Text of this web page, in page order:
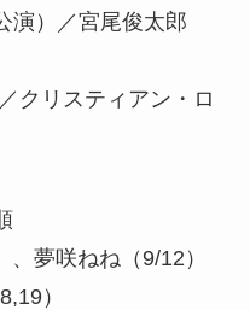
演）／宮尾俊太郎
クリスティアン・ロ
夢咲ねね（9/12）
）